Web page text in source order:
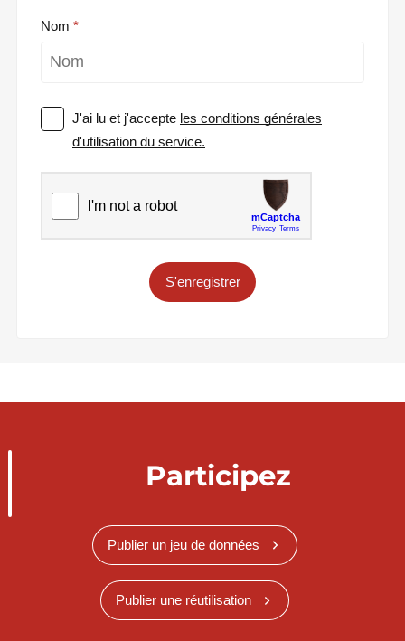
Nom
J'ai lu et j'accepte les conditions générales
d'utilisation du service.
S'enregistrer
Participez
Publier un jeu de données
Publier une réutilisation